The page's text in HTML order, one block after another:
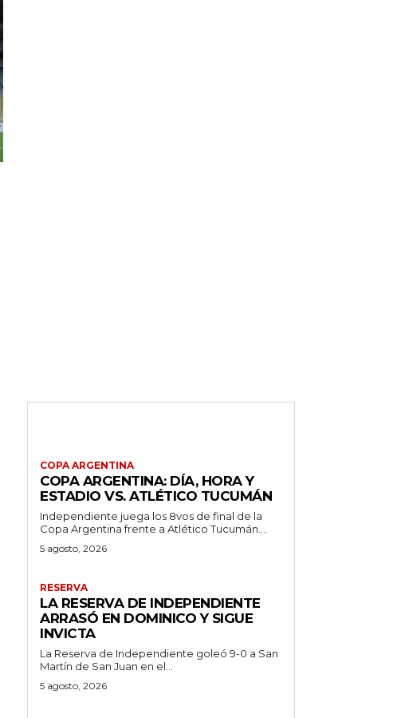
COPA ARGENTINA
COPA ARGENTINA: DÍA, HORA Y
ESTADIO VS. ATLÉTICO TUCUMÁN
Independiente juega los 8vos de final de la
Copa Argentina frente a Atlético Tucumán....
5 agosto, 2026
RESERVA
LA RESERVA DE INDEPENDIENTE
ARRASÓ EN DOMINICO Y SIGUE
INVICTA
La Reserva de Independiente goleó 9-0 a San
Martín de San Juan en el...
5 agosto, 2026